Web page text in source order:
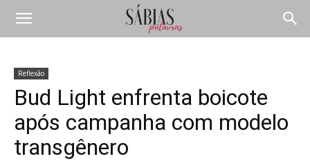
Reflexão
Bud Light enfrenta boicote
após campanha com modelo
transgênero